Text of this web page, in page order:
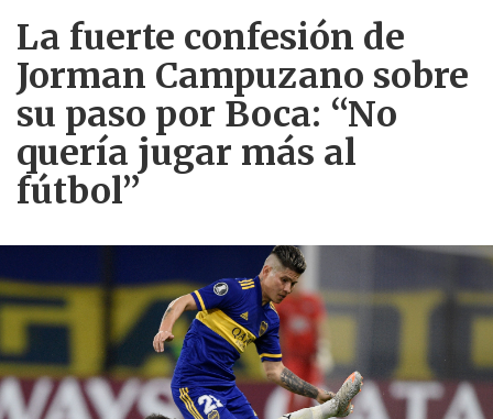
La fuerte confesión de
Jorman Campuzano sobre
su paso por Boca: “No
quería jugar más al
fútbol”